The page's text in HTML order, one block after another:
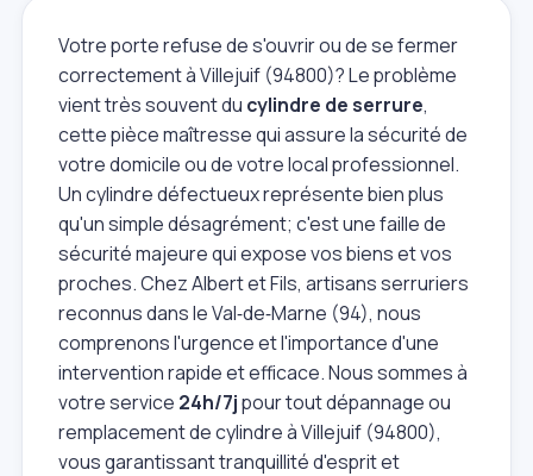
Votre porte refuse de s'ouvrir ou de se fermer
correctement à Villejuif (94800)? Le problème
vient très souvent du cylindre de serrure,
cette pièce maîtresse qui assure la sécurité de
votre domicile ou de votre local professionnel.
Un cylindre défectueux représente bien plus
qu'un simple désagrément; c'est une faille de
sécurité majeure qui expose vos biens et vos
proches. Chez Albert et Fils, artisans serruriers
reconnus dans le Val‑de‑Marne (94), nous
comprenons l'urgence et l'importance d'une
intervention rapide et efficace. Nous sommes à
votre service 24h/7jpour tout dépannage ou
remplacement de cylindre à Villejuif (94800),
vous garantissant tranquillité d'esprit et